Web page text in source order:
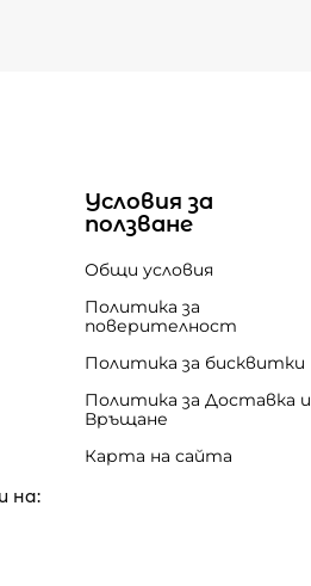
на:
Условия за
ползване
Общи условия
Политика за
поверителност
Политика за бисквитки
Политика за Доставка и
Връщане
Карта на сайта